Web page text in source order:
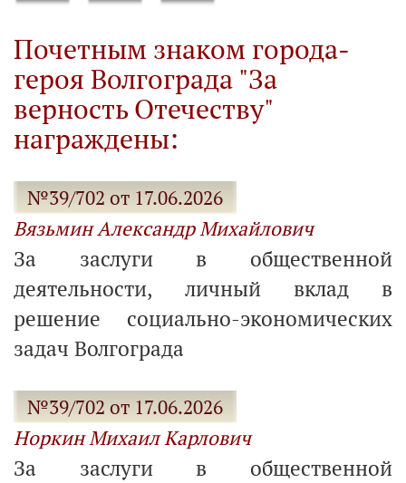
Почетным знаком города-
героя Волгограда "За
верность Отечеству"
награждены:
№39/702 от 17.06.2026
Вязьмин Александр Михайлович
За заслуги в общественной
деятельности, личный вклад в
решение социально-экономических
задач Волгограда
№39/702 от 17.06.2026
Норкин Михаил Карлович
За заслуги в общественной